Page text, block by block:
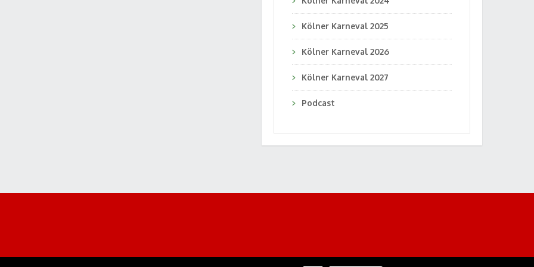
Kölner Karneval 2025
Kölner Karneval 2026
Kölner Karneval 2027
Podcast